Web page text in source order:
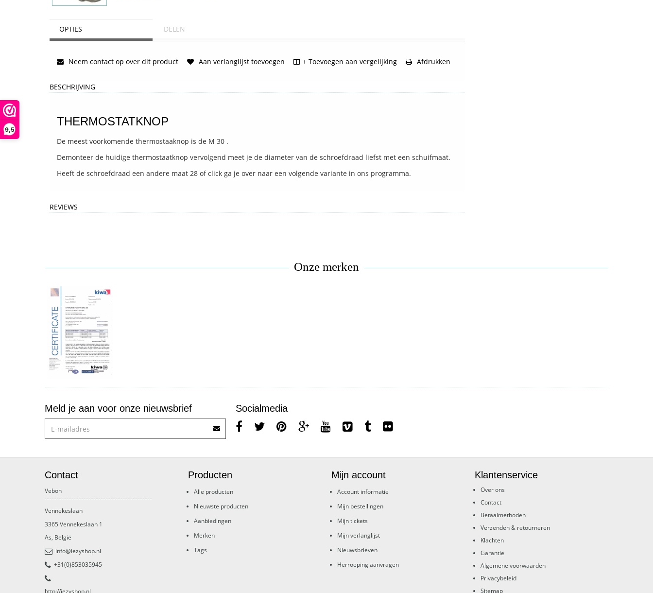
9,5
OPTIES DELEN
Neem contact op over dit product Aan verlanglijst toevoegen + Toevoegen aan vergelijking Afdrukken
BESCHRIJVING
THERMOSTATKNOP
De meest voorkomende thermostaaknop is de M 30 .
Demonteer de huidige thermostaatknop vervolgend meet je de diameter van de schroefdraad liefst met een schuifmaat.
Heeft de schroefdraad een andere maat 28 of click ga je over naar een volgende variante in ons programma.
REVIEWS
Onze merken
Meld je aan voor onze nieuwsbrief Socialmedia
Contact
Vebon
Vennekeslaan
3365 Vennekeslaan 1
As, België
info@iezyshop.nl
+31(0)853035945
Producten
Alle producten
Nieuwste producten
Aanbiedingen
Merken
Tags
Mijn account
Account informatie
Mijn bestellingen
Mijn tickets
Mijn verlanglijst
Nieuwsbrieven
Herroeping aanvragen
Klantenservice
Over ons
Contact
Betaalmethoden
Verzenden & retourneren
Klachten
Garantie
Algemene voorwaarden
Privacybeleid
Sitemap